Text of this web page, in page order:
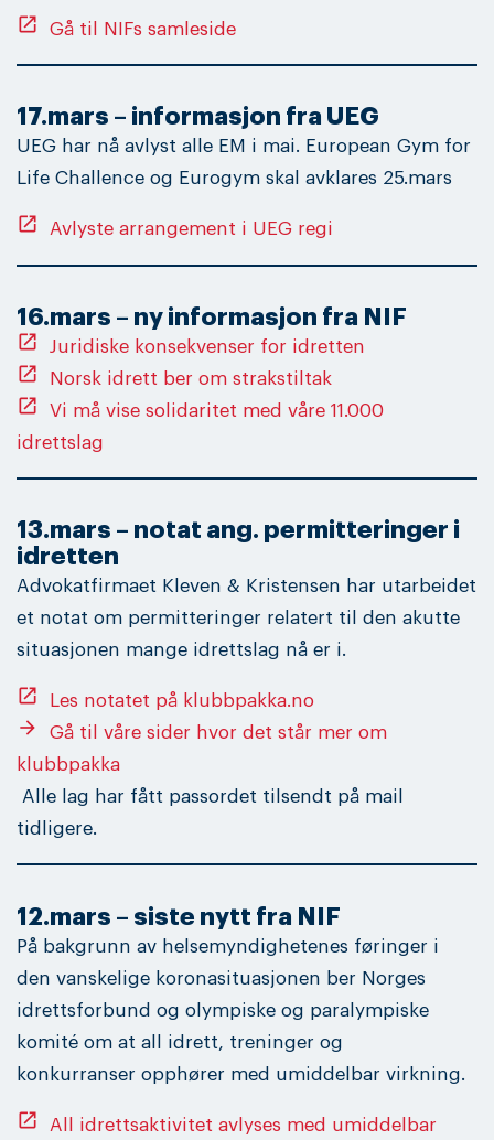
open_in_new Gå til NIFs samleside
17.mars – informasjon fra UEG
UEG har nå avlyst alle EM i mai. European Gym for
Life Challence og Eurogym skal avklares 25.mars
open_in_new Avlyste arrangement i UEG regi
16.mars – ny informasjon fra NIF
open_in_new Juridiske konsekvenser for idretten
open_in_new Norsk idrett ber om strakstiltak
open_in_new
Vi må vise solidaritet med våre 11.000
idrettslag
13.mars – notat ang. permitteringer i
idretten
Advokatfirmaet Kleven & Kristensen har utarbeidet
et notat om permitteringer relatert til den akutte
situasjonen mange idrettslag nå er i.
open_in_new Les notatet på klubbpakka.no
arrow_forward
Gå til våre sider hvor det står mer om
klubbpakka
Alle lag har fått passordet tilsendt på mail
tidligere.
12.mars – siste nytt fra NIF
På bakgrunn av helsemyndighetenes føringer i
den vanskelige koronasituasjonen ber Norges
idrettsforbund og olympiske og paralympiske
komité om at all idrett, treninger og
konkurranser opphører med umiddelbar virkning.
open_in_new
All idrettsaktivitet avlyses med umiddelbar